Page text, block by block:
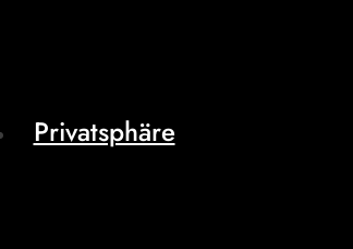
Privatsphäre